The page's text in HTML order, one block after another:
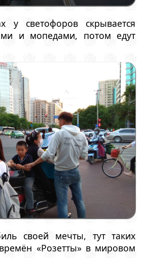
у светофоров скрывается
и мопедами, потом едут
своей мечты, тут таких
«Розетты» в мировом